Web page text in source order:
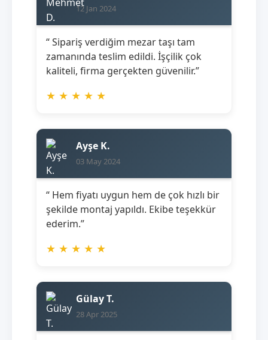
12 Jan 2024
“ Sipariş verdiğim mezar taşı tam
zamanında teslim edildi. İşçilik çok
kaliteli, firma gerçekten güvenilir.”
★ ★ ★ ★ ★
Ayşe K.
03 May 2024
“ Hem fiyatı uygun hem de çok hızlı bir
şekilde montaj yapıldı. Ekibe teşekkür
ederim.”
★ ★ ★ ★ ★
Gülay T.
28 Apr 2025